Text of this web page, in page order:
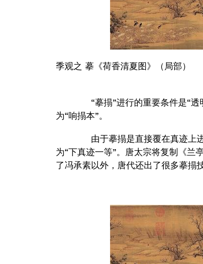
季观之 摹《荷香清夏图》（局部）
“摹搨”进行的重要条件是“透
为“响搨本”。
由于摹搨是直接覆在真迹上进
为“下真迹一等”。唐太宗将复制《兰
了冯承素以外，唐代还出了很多摹搨